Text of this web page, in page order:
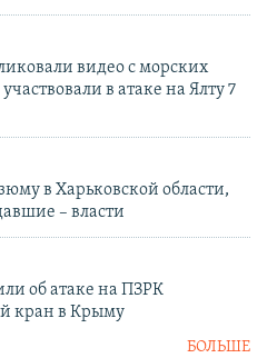
видео с морских
в атаке на Ялту 7
в Харьковской области,
– власти
об атаке на ПЗРК
кран в Крыму
БОЛЬШЕ